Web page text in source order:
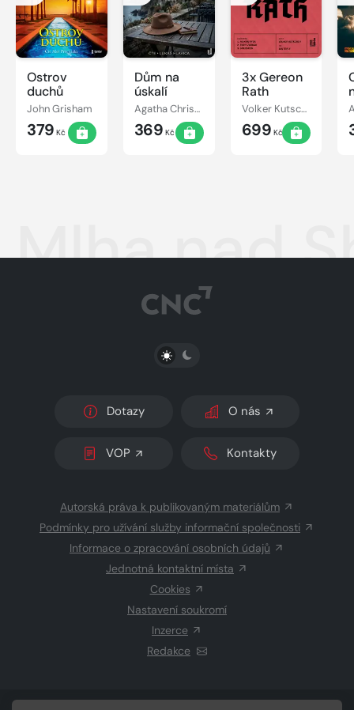
Ostrov
duchů
John Grisham
379 Kč
Dům na
úskalí
Agatha Christie
369 Kč
3x Gereon
Rath
Volker Kutscher
699 Kč
Mlha nad
PŘEPNOUT SVĚTLÝ/TMAVÝ REŽIM
Dotazy O nás
VOP Kontakty
Autorská práva k publikovaným materiálům
Podmínky pro užívání služby informační společnosti
Informace o zpracování osobních údajů
Jednotná kontaktní místa
Cookies
Nastavení soukromí
Inzerce
Redakce